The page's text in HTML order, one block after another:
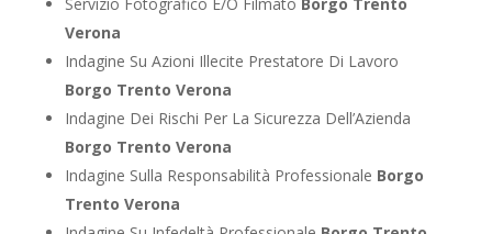
Verona
Indagine Su Azioni Illecite Prestatore Di Lavoro
Borgo Trento Verona
Indagine Dei Rischi Per La Sicurezza Dell’Azienda
Borgo Trento Verona
Indagine Sulla Responsabilità Professionale Borgo
Trento Verona